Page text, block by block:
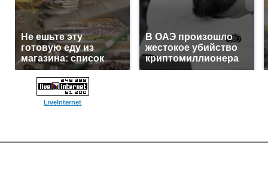
Не ешьте эту
готовую еду из
магазина: список
В ОАЭ произошло
жестокое убийство
криптомиллионера
LiveInternet